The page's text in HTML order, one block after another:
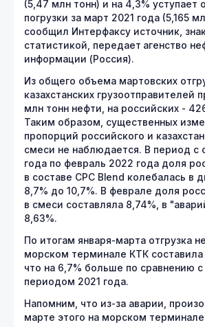
(5,47 млн тонн) и на 4,3% уступает
погрузки за март 2021 года (5,165
сообщил Интерфаксу источник,
статистикой, передает агенство
информации (Россия).
Из общего объема мартовских
казахстанских грузоотправителей
млн тонн нефти, на российских -
Таким образом, существенных
пропорций российского и
смеси не наблюдается. В период с
года по февраль 2022 года доля
в составе CPC Blend колебалась в
8,7% до 10,7%. В феврале доля
в смеси составляла 8,74%, в
8,63%.
По итогам января-марта отгрузка
морском терминале КТК составила
что на 6,7% больше по сравнению
периодом 2021 года.
Напомним, что из-за аварии,
марте этого на морском терминале